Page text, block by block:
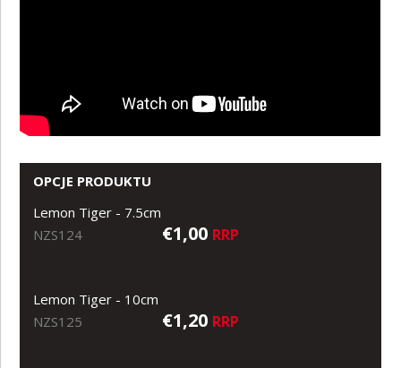
OPCJE PRODUKTU
Lemon Tiger - 7.5cm
NZS124
€1,00 RRP
Lemon Tiger - 10cm
NZS125
€1,20 RRP